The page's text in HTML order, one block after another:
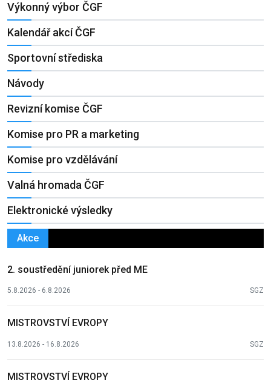
Výkonný výbor ČGF
Kalendář akcí ČGF
Sportovní střediska
Návody
Revizní komise ČGF
Komise pro PR a marketing
Komise pro vzdělávání
Valná hromada ČGF
Elektronické výsledky
Akce
2. soustředění juniorek před ME
5.8.2026 - 6.8.2026 SGZ
MISTROVSTVÍ EVROPY
13.8.2026 - 16.8.2026 SGZ
MISTROVSTVÍ EVROPY